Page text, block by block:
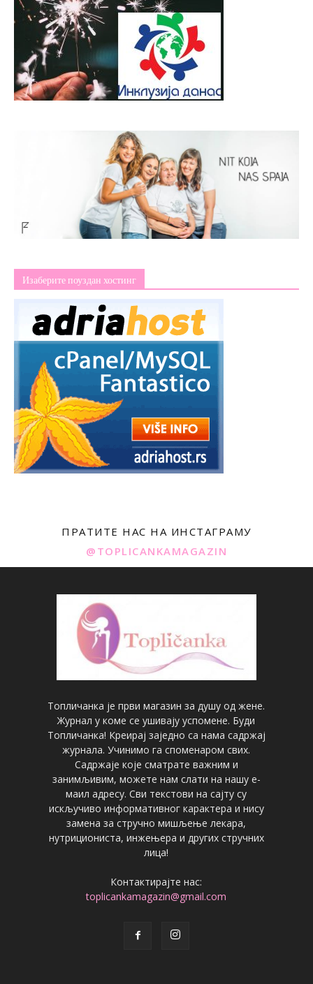
Изаберите поуздан хостинг
ПРАТИТЕ НАС НА ИНСТАГРАМУ
@TOPLICANKAMAGAZIN
Топличанка је први магазин за душу од жене.
Журнал у коме се ушивају успомене. Буди
Топличанка! Креирај заједно са нама садржај
журнала. Учинимо га споменаром свих.
Садржаје које сматрате важним и
занимљивим, можете нам слати на нашу е-
маил адресу. Сви текстови на сајту су
искључиво информативног карактера и нису
замена за стручно мишљење лекара,
нутрициониста, инжењера и других стручних
лица!
Контактирајте нас:
toplicankamagazin@gmail.com